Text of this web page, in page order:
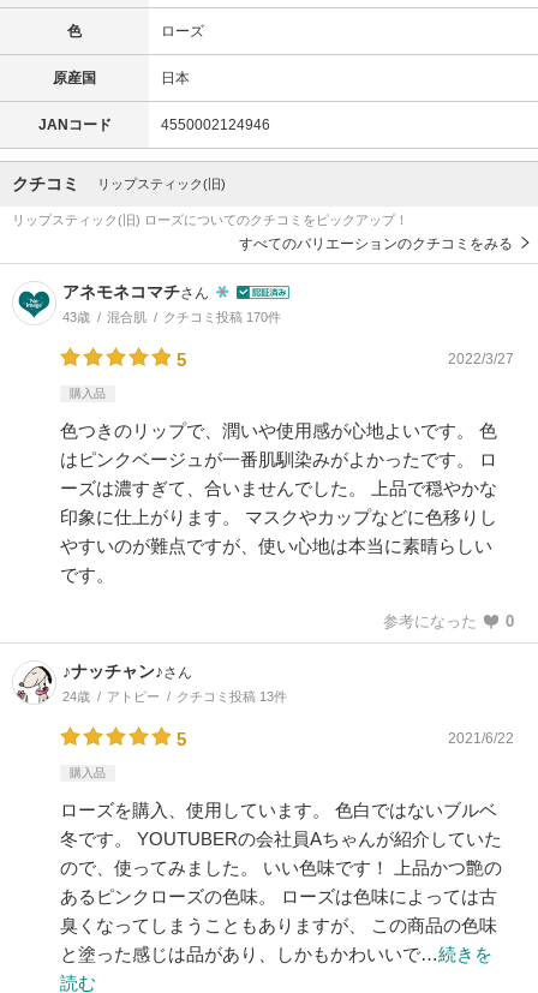
色 ローズ
原産国 日本
JANコード 4550002124946
クチコミ リップスティック(旧)
リップスティック(旧) ローズについてのクチコミをピックアップ！
すべてのバリエーションのクチコミをみる
アネモネコマチさん
43歳 混合肌 クチコミ投稿 170件
5 2022/3/27
購入品
色つきのリップで、潤いや使用感が心地よいです。 色
はピンクベージュが一番肌馴染みがよかったです。 ロ
ーズは濃すぎて、合いませんでした。 上品で穏やかな
印象に仕上がります。 マスクやカップなどに色移りし
やすいのが難点ですが、使い心地は本当に素晴らしい
です。
参考になった 0
♪ナッチャン♪さん
24歳 アトピー クチコミ投稿 13件
5 2021/6/22
購入品
ローズを購入、使用しています。 色白ではないブルベ
冬です。 YOUTUBERの会社員Aちゃんが紹介していた
ので、使ってみました。 いい色味です！ 上品かつ艶の
あるピンクローズの色味。 ローズは色味によっては古
臭くなってしまうこともありますが、 この商品の色味
と塗った感じは品があり、しかもかわいいで…続きを
読む